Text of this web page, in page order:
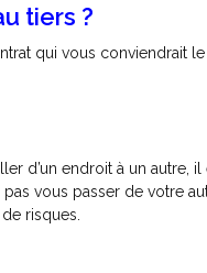
tiers ?
qui vous conviendrait
d’un endroit à un autre,
vous passer de votre
risques.